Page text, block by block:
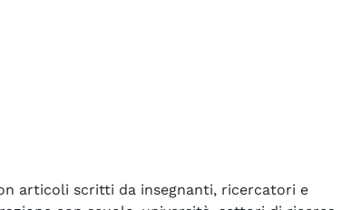
articoli scritti da insegnanti, ricercatori e